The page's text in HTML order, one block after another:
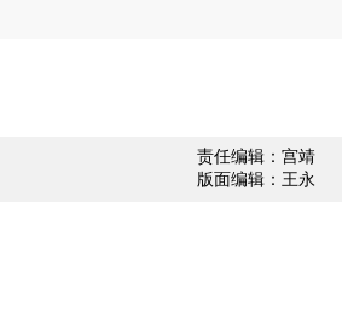
责任编辑：宫靖
版面编辑：王永